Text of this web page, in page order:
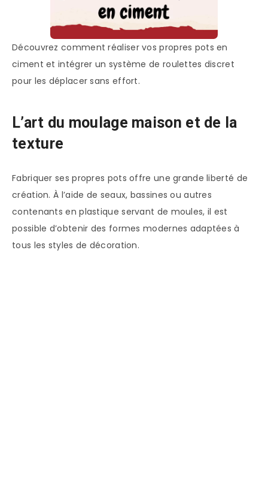
Découvrez comment réaliser vos propres pots en
ciment et intégrer un système de roulettes discret
pour les déplacer sans effort.
L’art du moulage maison et de la
texture
Fabriquer ses propres pots offre une grande liberté de
création. À l’aide de seaux, bassines ou autres
contenants en plastique servant de moules, il est
possible d’obtenir des formes modernes adaptées à
tous les styles de décoration.